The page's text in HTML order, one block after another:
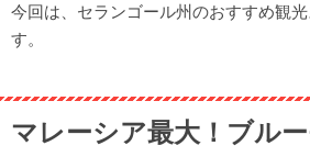
今回は、セランゴール州のおすすめ観
す。
マレーシア最大！ブル